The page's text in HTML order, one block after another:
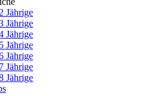
Jährige
Jährige
Jährige
Jährige
Jährige
Jährige
Jährige